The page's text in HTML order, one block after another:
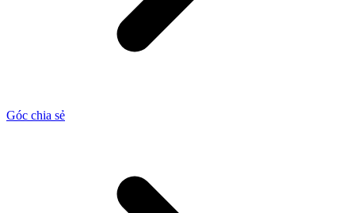
Góc chia sẻ